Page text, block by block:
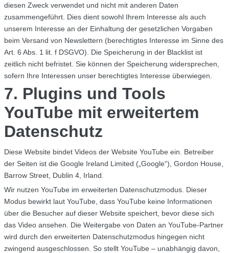
diesen Zweck verwendet und nicht mit anderen Daten
zusammengeführt. Dies dient sowohl Ihrem Interesse als auch
unserem Interesse an der Einhaltung der gesetzlichen Vorgaben
beim Versand von Newslettern (berechtigtes Interesse im Sinne des
Art. 6 Abs. 1 lit. f DSGVO). Die Speicherung in der Blacklist ist
zeitlich nicht befristet. Sie können der Speicherung widersprechen,
sofern Ihre Interessen unser berechtigtes Interesse überwiegen.
7. Plugins und Tools
YouTube mit erweitertem
Datenschutz
Diese Website bindet Videos der Website YouTube ein. Betreiber
der Seiten ist die Google Ireland Limited („Google“), Gordon House,
Barrow Street, Dublin 4, Irland.
Wir nutzen YouTube im erweiterten Datenschutzmodus. Dieser
Modus bewirkt laut YouTube, dass YouTube keine Informationen
über die Besucher auf dieser Website speichert, bevor diese sich
das Video ansehen. Die Weitergabe von Daten an YouTube-Partner
wird durch den erweiterten Datenschutzmodus hingegen nicht
zwingend ausgeschlossen. So stellt YouTube – unabhängig davon,